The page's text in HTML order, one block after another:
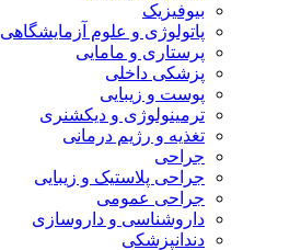
بیوفیزیک
پاتولوژی و علوم آزمایشگاهی
پرستاری و مامایی
پزشکی داخلی
پوست و زیبایی
ترمینولوژی و دیکشنری
تغذیه و رژیم درمانی
جراحی
جراحی پلاستیک و زیبایی
جراحی عمومی
داروشناسی و داروسازی
دندانپزشکی